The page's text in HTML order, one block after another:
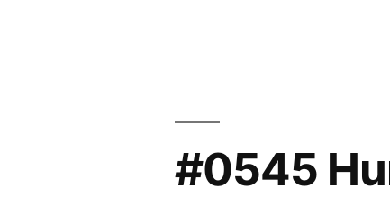
#0545